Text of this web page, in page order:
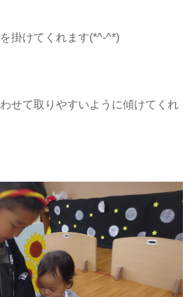
掛けてくれます(*^-^*)
せて取りやすいように傾けてくれ